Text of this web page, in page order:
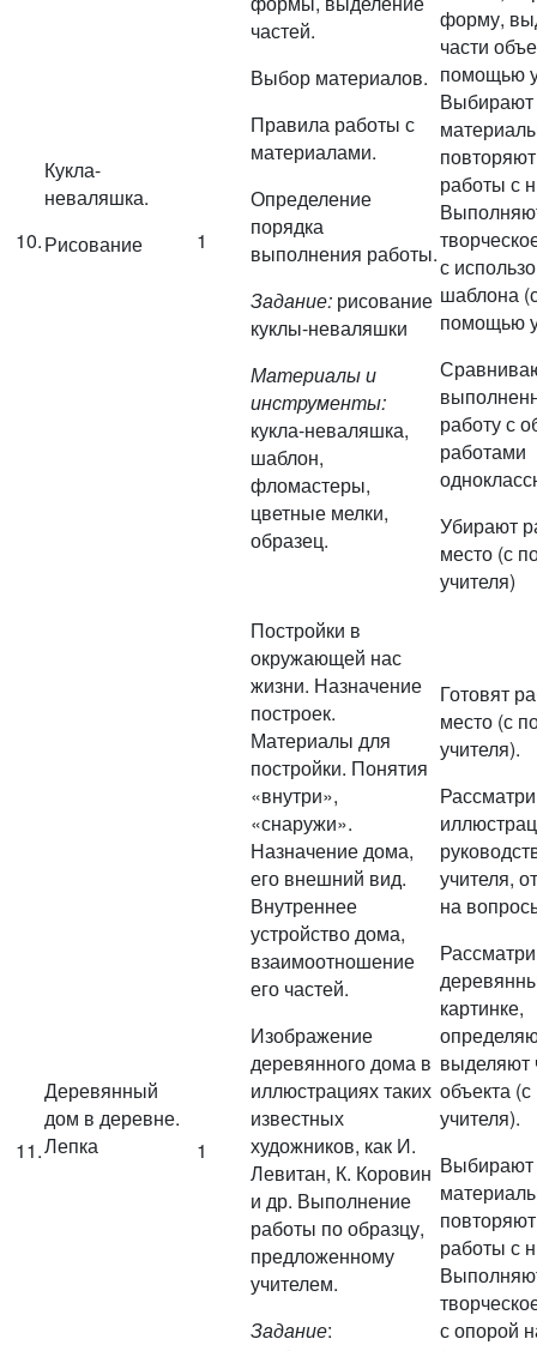
10.
Кукла-
неваляшка.
Рисование
1
частей.
Выбор материалов.
Правила работы с
материалами.
Определение
порядка
выполнения работы.
Задание: рисование
куклы-неваляшки
Материалы и
инструменты:
кукла-неваляшка,
шаблон,
фломастеры,
цветные мелки,
образец.
форму,
части
помощью
Выбирают
работы с
с
шаблона
помощью
работу с
работами
Убирают
место (с
учителя)
11.
Деревянный
дом в деревне.
Лепка
1
Постройки в
окружающей нас
жизни. Назначение
построек.
Материалы для
постройки. Понятия
«внутри»,
«снаружи».
Назначение дома,
его внешний вид.
Внутреннее
устройство дома,
взаимоотношение
его частей.
Изображение
деревянного дома в
иллюстрациях таких
известных
художников, как И.
Левитан, К. Коровин
и др. Выполнение
работы по образцу,
предложенному
учителем.
Задание:
Готовят
место (с
учителя).
учителя,
на
картинке,
выделяют
объекта
учителя).
Выбирают
работы с
с опорой